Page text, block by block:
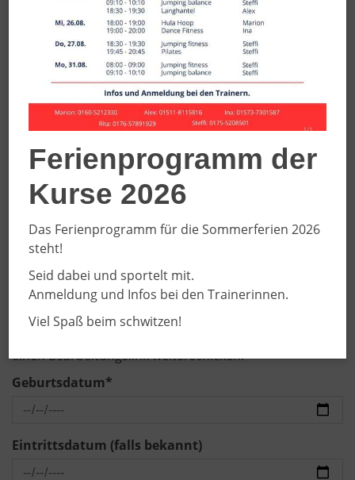
Straße / Hausnummer *
PLZ / Ort*
Telefonnummer (für Rückfragen) *
Mailadresse der verletzten Person/des gesetzlichen
Vertreters
Bitte beachten Sie, dass die Unfallmeldung nur mit
einen Bearbeitungslink weiterschicken.
Geburtsdatum*
Eintrittsdatum (falls bekannt)
Ferienprogramm der
Kurse 2026
Das Ferienprogramm für die Sommerferien 2026
steht!
Seid dabei und sportelt mit.
Anmeldung und Infos bei den Trainerinnen.
Viel Spaß beim schwitzen!